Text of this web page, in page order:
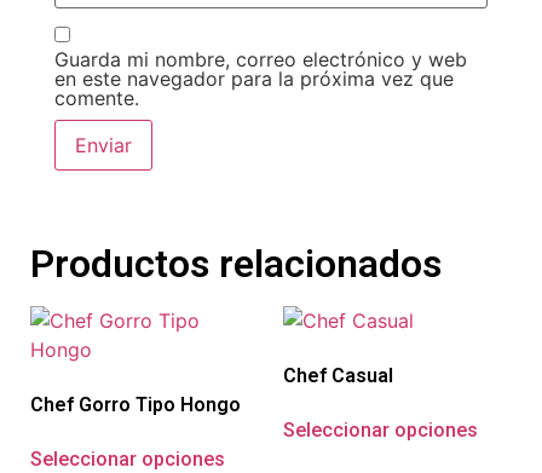
Guarda mi nombre, correo electrónico y web
en este navegador para la próxima vez que
comente.
Productos relacionados
Chef Gorro Tipo Hongo
Seleccionar opciones
Chef Casual
Seleccionar opciones